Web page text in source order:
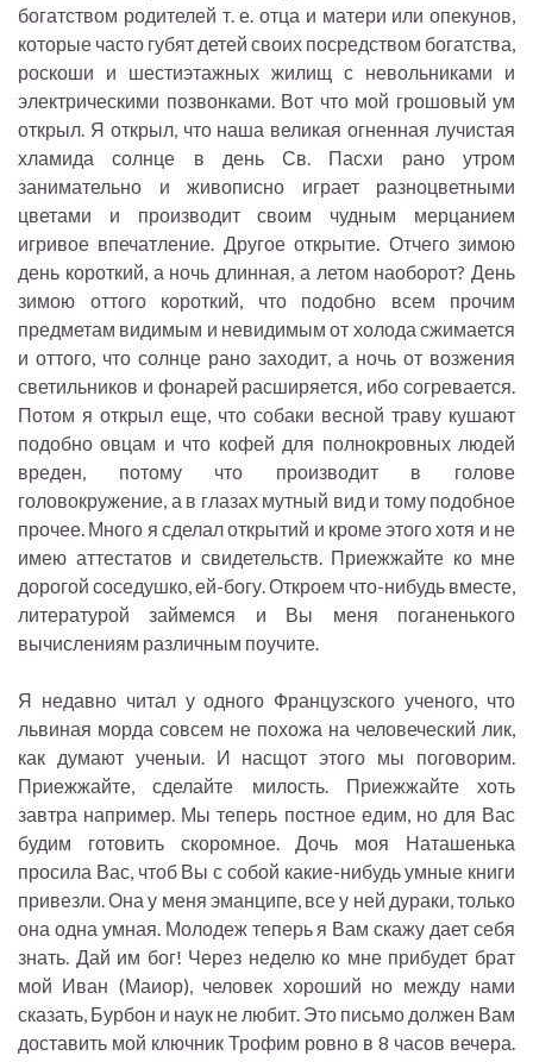
богатством родителей т. е. отца и матери или опекунов,
которые часто губят детей своих посредством богатства,
роскоши и шестиэтажных жилищ с невольниками и
электрическими позвонками. Вот что мой грошовый ум
открыл. Я открыл, что наша великая огненная лучистая
хламида солнце в день Св. Пасхи рано утром
занимательно и живописно играет разноцветными
цветами и производит своим чудным мерцанием
игривое впечатление. Другое открытие. Отчего зимою
день короткий, а ночь длинная, а летом наоборот? День
зимою оттого короткий, что подобно всем прочим
предметам видимым и невидимым от холода сжимается
и оттого, что солнце рано заходит, а ночь от возжения
светильников и фонарей расширяется, ибо согревается.
Потом я открыл еще, что собаки весной траву кушают
подобно овцам и что кофей для полнокровных людей
вреден, потому что производит в голове
головокружение, а в глазах мутный вид и тому подобное
прочее. Много я сделал открытий и кроме этого хотя и не
имею аттестатов и свидетельств. Приежжайте ко мне
дорогой соседушко, ей-богу. Откроем что-нибудь вместе,
литературой займемся и Вы меня поганенького
вычислениям различным поучите.
Я недавно читал у одного Французского ученого, что
львиная морда совсем не похожа на человеческий лик,
как думают ученыи. И насщот этого мы поговорим.
Приежжайте, сделайте милость. Приежжайте хоть
завтра например. Мы теперь постное едим, но для Вас
будим готовить скоромное. Дочь моя Наташенька
просила Вас, чтоб Вы с собой какие-нибудь умные книги
привезли. Она у меня эманципе, все у ней дураки, только
она одна умная. Молодеж теперь я Вам скажу дает себя
знать. Дай им бог! Через неделю ко мне прибудет брат
мой Иван (Маиор), человек хороший но между нами
сказать, Бурбон и наук не любит. Это письмо должен Вам
доставить мой ключник Трофим ровно в 8 часов вечера.